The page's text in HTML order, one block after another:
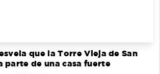
que la Torre Vieja de San
parte de una casa fuerte